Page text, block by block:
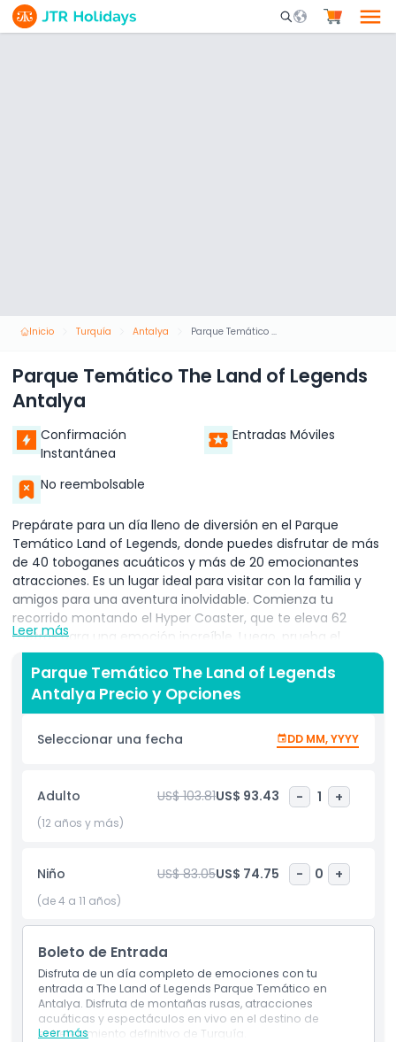
Mobile Search
Inicio Turquía Antalya Parque Temático The Land of Legends Antalya
Parque Temático The Land of Legends
Antalya
Confirmación
Instantánea
Entradas Móviles
No reembolsable
Prepárate para un día lleno de diversión en el Parque
Temático Land of Legends, donde puedes disfrutar de más
de 40 toboganes acuáticos y más de 20 emocionantes
atracciones. Es un lugar ideal para visitar con la familia y
amigos para una aventura inolvidable. Comienza tu
recorrido montando el Hyper Coaster, que te eleva 62
metros para una emoción increíble. Luego, prueba el
Typhoon Coaster, que te levanta 43 metros en el aire
antes de caer en el agua. Si te gustan las atracciones que
giran, súbete al Magicone para una experiencia de giro. O,
disfruta un viaje en el Space Rocket y siente que estás
despegando hacia el cielo. El parque está lleno de sorpresas
con muchas otras atracciones rápidas y divertidas por
montañas rusas o las atracciones llenas de adrenalina, hay
algo para todos. No olvides traer tu traje de baño y una
toalla para aprovechar las piscinas y las atracciones
Inclusiones
Política para Niños y Adultos
Leer más
Parque Temático The Land of Legends
Antalya Precio y Opciones
Seleccionar una fecha DD MM, YYYY
Adulto US$ 103.81US$ 93.43 - 1 +
(12 años y más)
Niño US$ 83.05US$ 74.75 - 0 +
(de 4 a 11 años)
Boleto de Entrada
Disfruta de un día completo de emociones con tu
entrada a The Land of Legends Parque Temático en
Antalya. Disfruta de montañas rusas, atracciones
acuáticas y espectáculos en vivo en el destino de
entretenimiento definitivo de Turquía.
Leer más